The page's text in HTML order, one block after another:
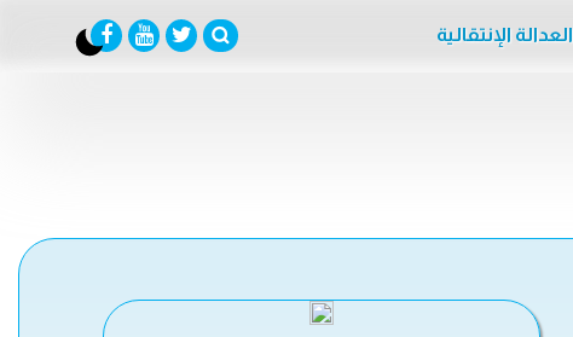
العدالة الإنتقالية